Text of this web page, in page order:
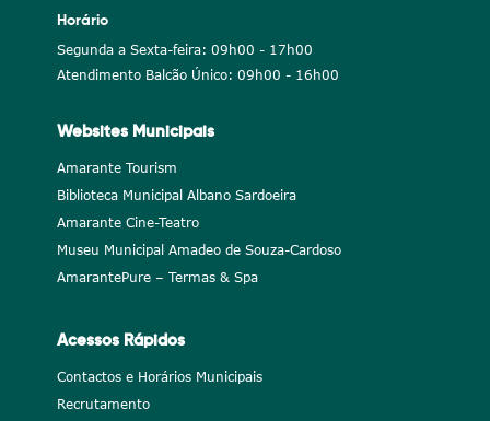
Horário
Segunda a Sexta-feira: 09h00 - 17h00
Atendimento Balcão Único: 09h00 - 16h00
Websites Municipais
Amarante Tourism
Biblioteca Municipal Albano Sardoeira
Amarante Cine-Teatro
Museu Municipal Amadeo de Souza-Cardoso
AmarantePure – Termas & Spa
Acessos Rápidos
Contactos e Horários Municipais
Recrutamento